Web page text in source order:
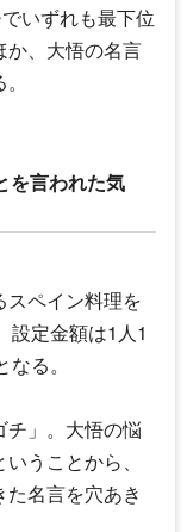
いずれも最下位
、 大悟の名言
を言われた気
スペイン料理を
設定金額は1人1
る。
」。 大悟の悩
うことから、
た名言を穴あき